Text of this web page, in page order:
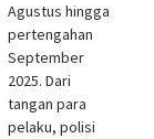
Agustus hingga
pertengahan
September
2025. Dari
tangan para
pelaku, polisi